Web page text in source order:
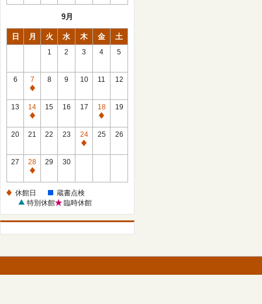
9月
日 月 火 水 木 金 土
1 2 3 4 5
6
7
休
館
日
8 9 10 11 12
13
14
休
館
15 16 17
18
休
館
19
20 21 22 23
24
休
25 26
27
28
休
日
29 30
休館日
蔵書点検
特別休館
臨時休館